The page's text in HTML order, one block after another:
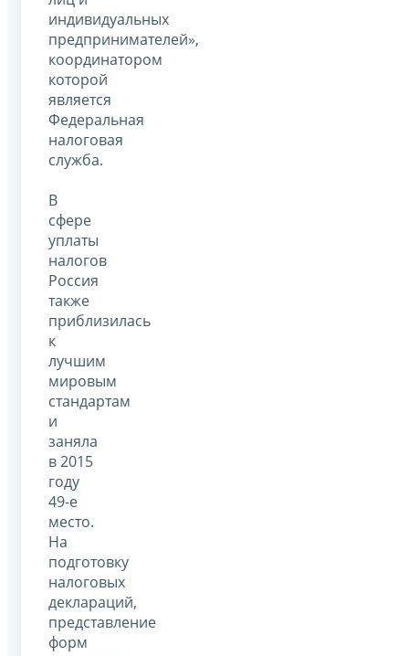
индивидуальных
предпринимателей»,
координатором
которой
является
Федеральная
налоговая
служба.
В
сфере
уплаты
налогов
Россия
также
приблизилась
к
лучшим
мировым
стандартам
и
заняла
в 2015
году
49-е
место.
На
подготовку
налоговых
деклараций,
представление
форм